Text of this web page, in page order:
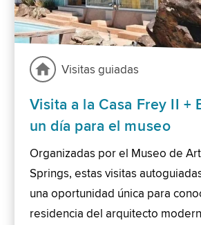
Visitas guiadas
Visita a la Casa Frey II +
un día para el museo
Organizadas por el Museo de
Springs, estas visitas
una oportunidad única para
residencia del arquitecto